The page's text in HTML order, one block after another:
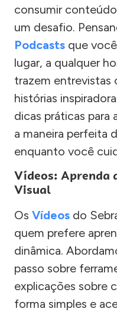
consumir
um desafio.
Podcasts que
lugar, a qualquer
trazem entrevistas
histórias
dicas práticas para
a maneira perfeita
enquanto você
Vídeos: Aprenda
Visual
Os Vídeos do
quem prefere
dinâmica.
passo sobre
explicações sobre
forma simples e